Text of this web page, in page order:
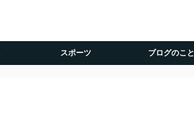
スポーツ ブログのこと